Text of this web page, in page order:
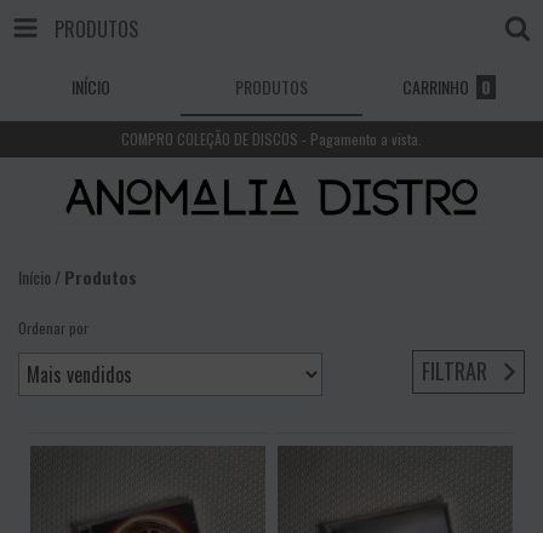
PRODUTOS
INÍCIO PRODUTOS CARRINHO 0
COMPRO COLEÇÃO DE DISCOS - Pagamento a vista.
Início /Produtos
Ordenar por
FILTRAR